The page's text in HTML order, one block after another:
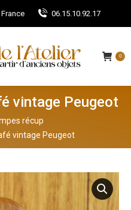
06.15.10.92.17
0
vintage Peugeot
récup
vintage Peugeot